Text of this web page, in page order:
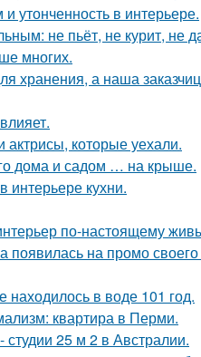
утонченность в интерьере.
не пьёт, не курит, не
многих.
хранения, а наша
которые уехали.
дома и садом … на крыше.
интерьере кухни.
по-настоящему
на промо
в воде 101 год.
квартира в Перми.
25 м 2 в Австралии.